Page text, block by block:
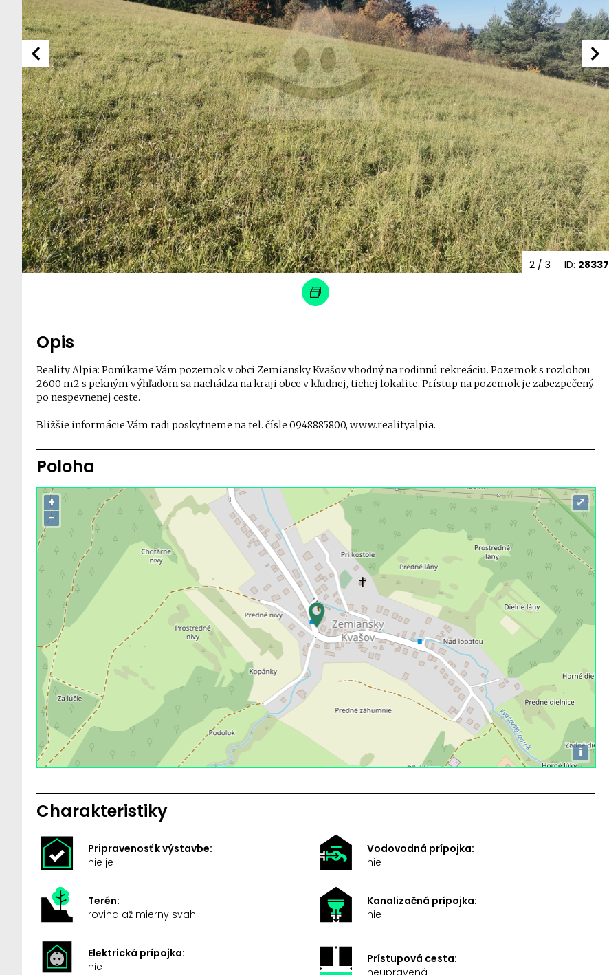
ID: 28337
2/ 3
Opis
Reality Alpia: Ponúkame Vám pozemok v obci Zemiansky Kvašov vhodný na rodinnú rekreáciu. Pozemok s rozlohou
2600 m2 s pekným výhľadom sa nachádza na kraji obce v kľudnej, tichej lokalite. Prístup na pozemok je zabezpečený
po nespevnenej ceste.
Bližšie informácie Vám radi poskytneme na tel. čísle 0948885800, www.realityalpia.
Poloha
+
−
i
⤢
Charakteristiky
Pripravenosť k výstavbe:
nie je
Vodovodná prípojka:
nie
Terén:
rovina až mierny svah
Kanalizačná prípojka:
nie
Elektrická prípojka:
nie
Prístupová cesta:
neupravená